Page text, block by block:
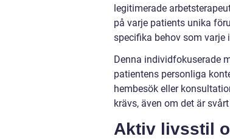
legitimerade
på varje patients unika
specifika behov som varje
Denna individfokuserade
patientens personliga
hembesök eller
krävs, även om det är
Aktiv livsstil